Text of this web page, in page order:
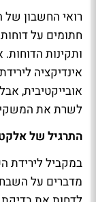
חתומים על
ותקינות
אינדיקציה
אובייקטיבית,
לשרת את
התרגיל של
במקביל לירידת
מדברים על